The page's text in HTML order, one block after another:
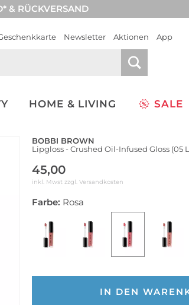
& RÜCKVERSAND
Newsletter Aktionen App
HOME & LIVING SALE
BOBBI BROWN
Lipgloss - Crushed Oil-Infused Gloss (05
45,00
inkl. Mwst zzgl. Versandkosten
Farbe: Rosa
IN DEN